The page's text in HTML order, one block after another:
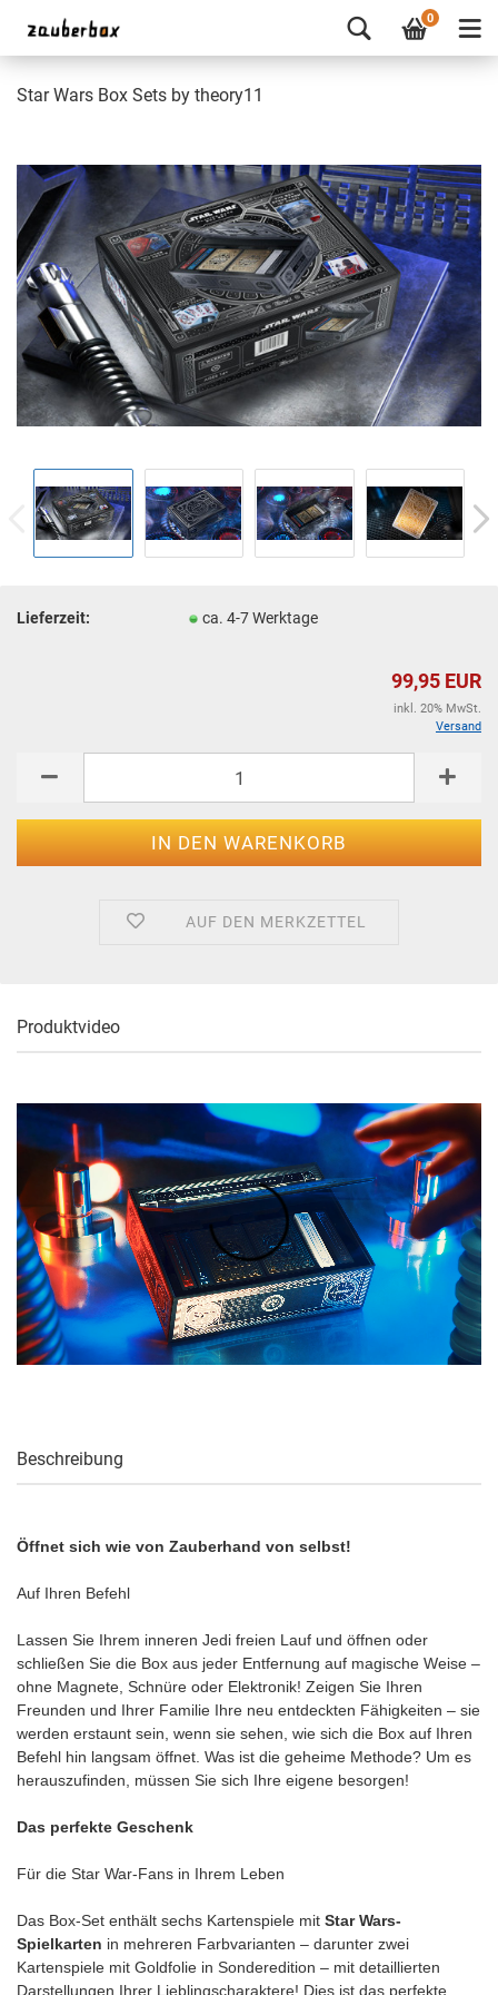
0
Star Wars Box Sets by theory11
Lieferzeit: ca. 4-7 Werktage
99,95 EUR
inkl. 20% MwSt.
Versand
AUF DEN MERKZETTEL
Produktvideo
Beschreibung
Öffnet sich wie von Zauberhand von selbst!
Auf Ihren Befehl
Lassen Sie Ihrem inneren Jedi freien Lauf und öffnen oder
schließen Sie die Box aus jeder Entfernung auf magische Weise –
ohne Magnete, Schnüre oder Elektronik! Zeigen Sie Ihren
Freunden und Ihrer Familie Ihre neu entdeckten Fähigkeiten – sie
werden erstaunt sein, wenn sie sehen, wie sich die Box auf Ihren
Befehl hin langsam öffnet. Was ist die geheime Methode? Um es
herauszufinden, müssen Sie sich Ihre eigene besorgen!
Das perfekte Geschenk
Für die Star War-Fans in Ihrem Leben
Das Box-Set enthält sechs Kartenspiele mit Star Wars-
Spielkarten in mehreren Farbvarianten – darunter zwei
Kartenspiele mit Goldfolie in Sonderedition – mit detaillierten
Darstellungen Ihrer Lieblingscharaktere! Dies ist das perfekte